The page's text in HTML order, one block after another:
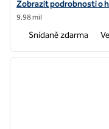
Zobrazit podrobnosti o
Zobrazit podrobnosti o
9,98 mil
Snídaně zdarma
1 z 12